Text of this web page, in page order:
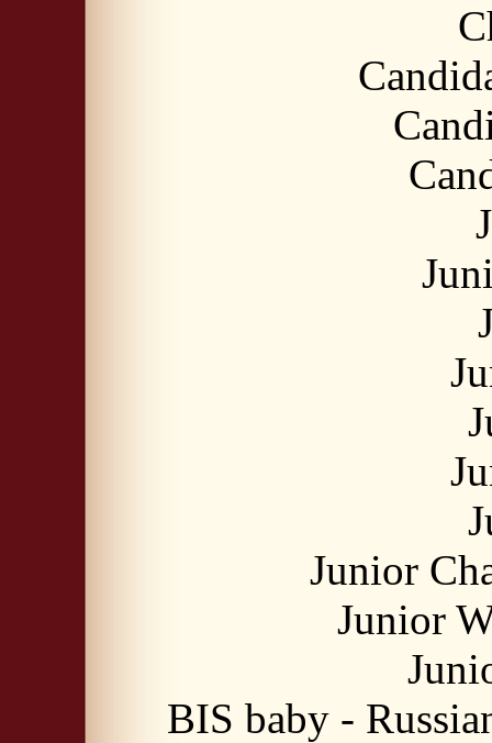
Junior
Junior
BIS baby -